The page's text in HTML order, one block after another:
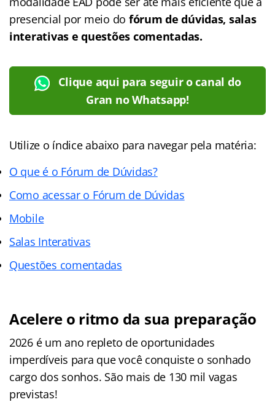
presencial por meio do fórum de dúvidas, salas
interativas e questões comentadas.
Clique aqui para seguir o canal do
Gran no Whatsapp!
Utilize o índice abaixo para navegar pela matéria:
O que é o Fórum de Dúvidas?
Como acessar o Fórum de Dúvidas
Mobile
Salas Interativas
Questões comentadas
Acelere o ritmo da sua preparação
2026 é um ano repleto de oportunidades
imperdíveis para que você conquiste o sonhado
cargo dos sonhos. São mais de 130 mil vagas
previstas!